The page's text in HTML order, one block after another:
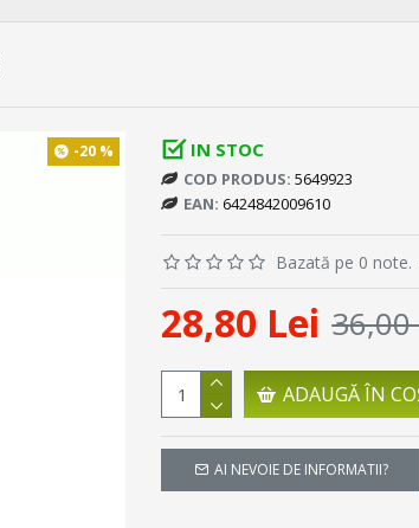
-20 % IN STOC
COD PRODUS: 5649923
EAN: 6424842009610
Bazată pe 0 note.
28,80 Lei 36,00
ADAUGĂ ÎN
AI NEVOIE DE INFORMATII?